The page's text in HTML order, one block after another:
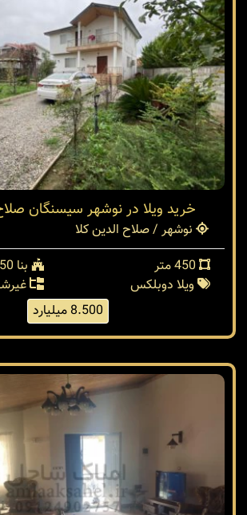
خرید ویلا در نوشهر سیسنگان
نوشهر / صلاح الدین کلا
بنا 250 متر
ویلا دوبلکس
8.500 میلیارد